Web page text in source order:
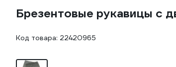
Брезентовые рукавицы с
Код товара: 22420965